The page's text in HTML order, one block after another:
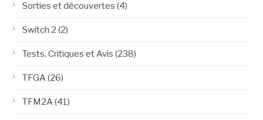
Sorties et découvertes (4)
Switch 2 (2)
Tests, Critiques et Avis (238)
TFGA(26)
TFM2A(41)